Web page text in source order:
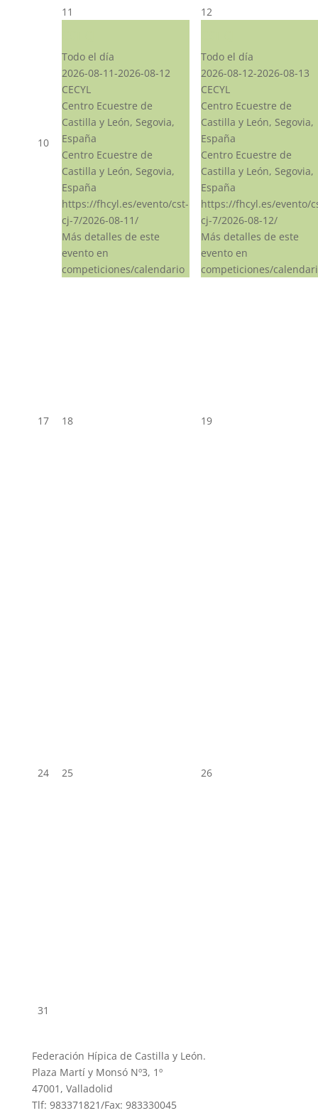
10
11
Todo el día
2026-08-11-2026-08-12
CECYL
Centro Ecuestre de
Castilla y León, Segovia,
España
Centro Ecuestre de
Castilla y León, Segovia,
España
https://fhcyl.es/evento/cst-
cj-7/2026-08-11/
Más detalles de este
evento en
competiciones/calendario
12
Todo el día
2026-08-12-2026-08-13
CECYL
Centro Ecuestre de
Castilla y León, Segovia,
España
Centro Ecuestre de
Castilla y León, Segovia,
España
https://fhcyl.es/evento/
cj-7/2026-08-12/
Más detalles de este
evento en
competiciones/
17 18 19
24 25 26
31
Federación Hípica de Castilla y León.
Plaza Martí y Monsó Nº3, 1º
47001, Valladolid
Tlf: 983371821/Fax: 983330045